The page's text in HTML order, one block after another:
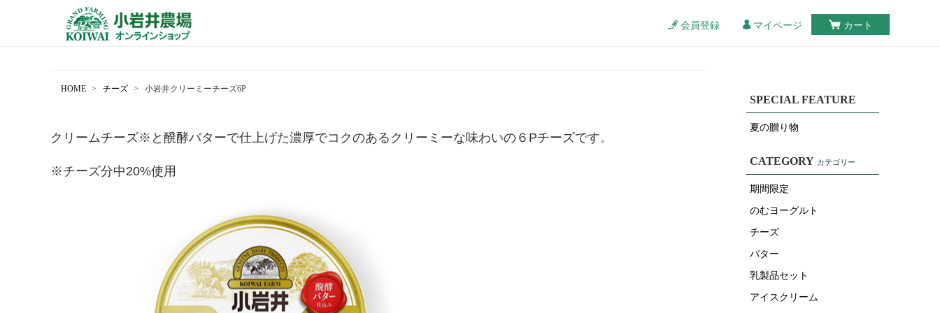
会員登録 マイページ カート
HOME チーズ 小岩井クリーミーチーズ6P
クリームチーズ※と醗酵バターで仕上げた濃厚でコクのあるクリーミーな味わいの６Pチーズです。
※チーズ分中20%使用
SPECIAL FEATURE
夏の贈り物
CATEGORY カテゴリー
期間限定
のむヨーグルト
チーズ
バター
乳製品セット
アイスクリーム